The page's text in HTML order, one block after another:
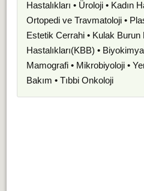
Hastalıkları • Üroloji • Kadın
Ortopedi ve Travmatoloji •
Estetik Cerrahi • Kulak Burun
Hastalıkları(KBB) •
Mamografi • Mikrobiyoloji •
Bakım • Tıbbi Onkoloji